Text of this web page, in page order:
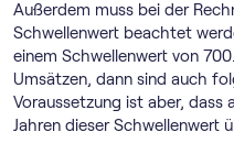
Außerdem muss bei der
Schwellenwert beachtet
einem Schwellenwert von
Umsätzen, dann sind auch
Voraussetzung ist aber, dass
Jahren dieser Schwellenwert